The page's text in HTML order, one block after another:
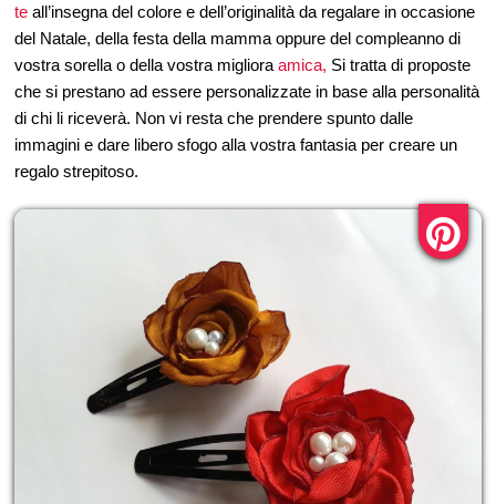
te all’insegna del colore e dell’originalità da regalare in occasione
del Natale, della festa della mamma oppure del compleanno di
vostra sorella o della vostra migliora amica, Si tratta di proposte
che si prestano ad essere personalizzate in base alla personalità
di chi li riceverà. Non vi resta che prendere spunto dalle
immagini e dare libero sfogo alla vostra fantasia per creare un
regalo strepitoso.